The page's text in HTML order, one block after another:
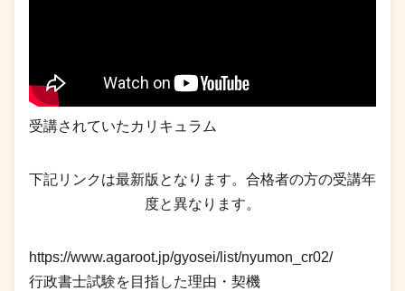
受講されていたカリキュラム
下記リンクは最新版となります。合格者の方の受講年
度と異なります。
https://www.agaroot.jp/gyosei/list/nyumon_cr02/
行政書士試験を目指した理由・契機